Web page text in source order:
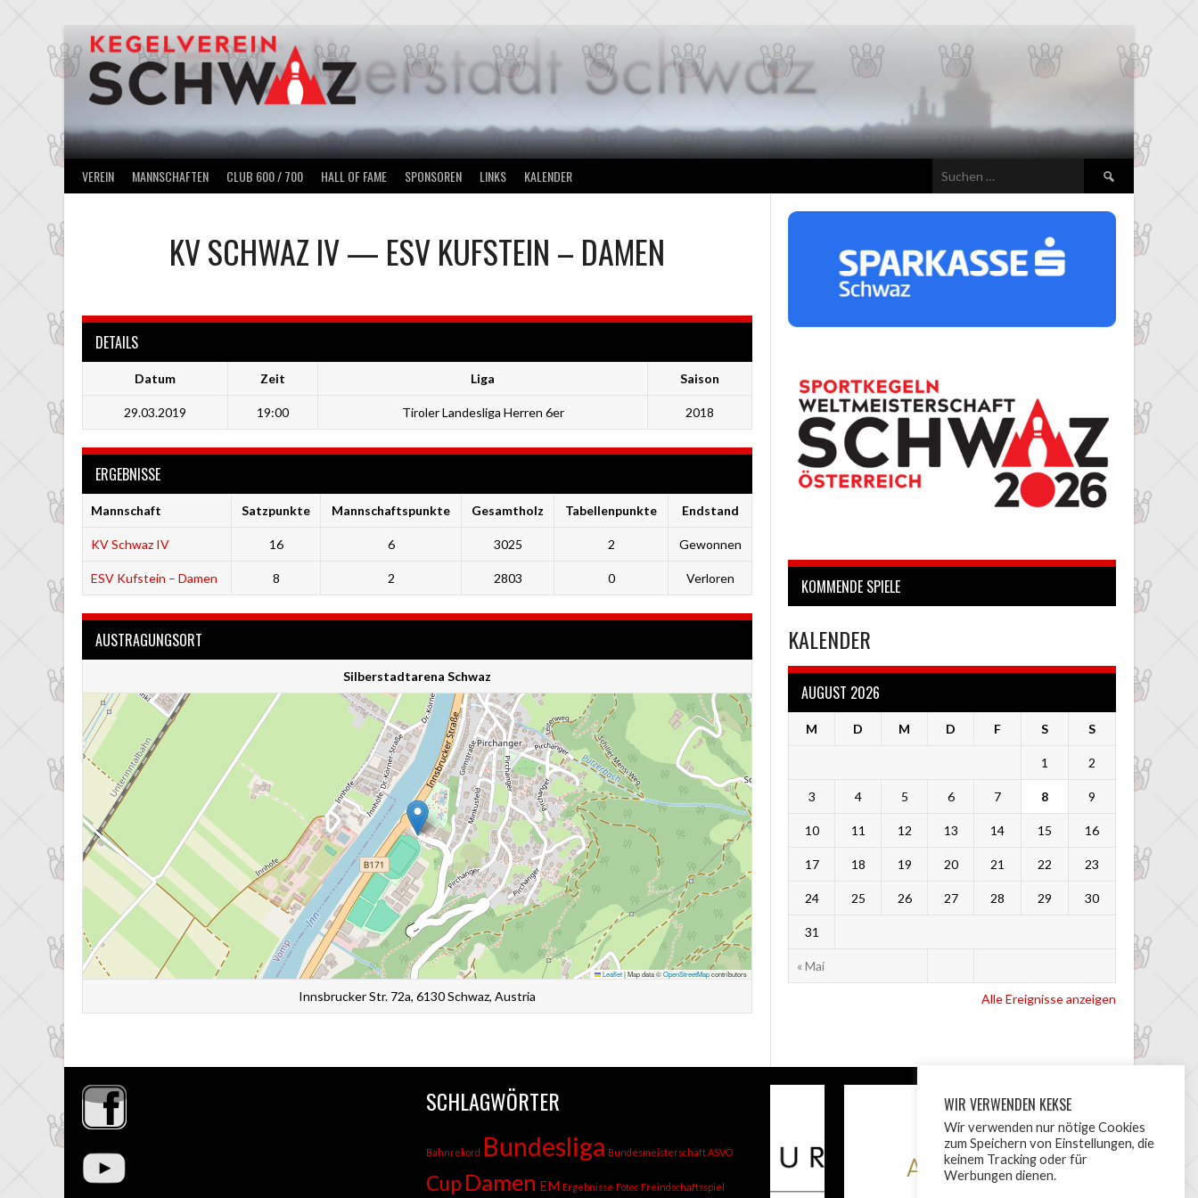
VEREIN MANNSCHAFTEN CLUB 600 / 700 HALL OF FAME SPONSOREN LINKS KALENDER
Suchen
nach:
KV SCHWAZ IV— ESV KUFSTEIN – DAMEN
DETAILS
Datum Zeit Liga Saison
29.03.2019 19:00 Tiroler Landesliga Herren 6er 2018
ERGEBNISSE
Mannschaft Satzpunkte Mannschaftspunkte Gesamtholz Tabellenpunkte Endstand
KV Schwaz IV 16 6 3025 2 Gewonnen
ESV Kufstein – Damen 8 2 2803 0 Verloren
AUSTRAGUNGSORT
Silberstadtarena Schwaz
Leaflet|Map data ©OpenStreetMapcontributors
Innsbrucker Str. 72a, 6130 Schwaz, Austria
KOMMENDE SPIELE
KALENDER
AUGUST 2026
M D M D F S S
« Mai
1 2
3 4 5 6 7 8 9
10 11 12 13 14 15 16
17 18 19 20 21 22 23
24 25 26 27 28 29 30
31
Alle Ereignisse anzeigen
SCHLAGWÖRTER
Bahnrekord Bundesliga Bundesmeisterschaft ASVÖ
Cup Damen EM Ergebnisse Fotos Freindschaftsspiel
WIR VERWENDEN KEKSE
Wir verwenden nur nötige Cookies
zum Speichern von Einstellungen, die
keinem Tracking oder für
Werbungen dienen.